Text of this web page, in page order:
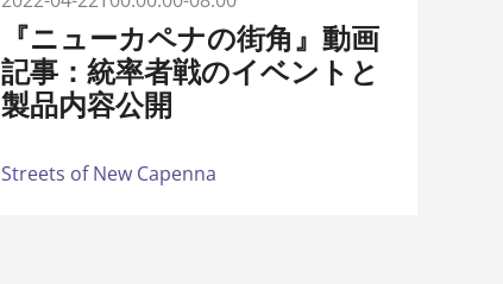
『ニューカペナの街角』動画
記事：統率者戦のイベントと
製品内容公開
Streets of New Capenna